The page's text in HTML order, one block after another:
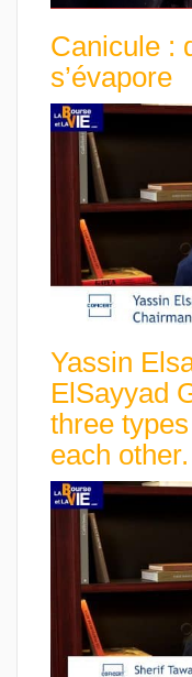
Canicule :
s’évapore
Yassin
ElSayyad
three
each